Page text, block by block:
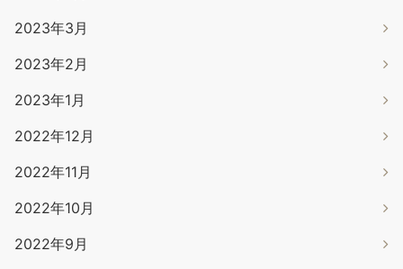
2023年3月
2023年2月
2023年1月
2022年12月
2022年11月
2022年10月
2022年9月